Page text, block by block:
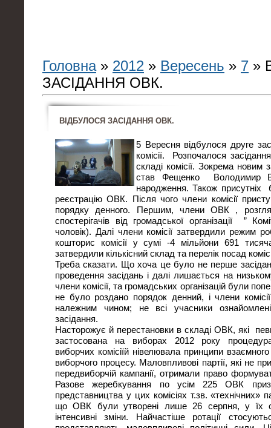
Головна» 2012 » Вересень » 7 »
ЗАСІДАННЯ ОВК.
ВІДБУЛОСЯ ЗАСІДАННЯ ОВК.
5 Вересня відбулося друге
комісії. Розпочалося
складі комісії. Зокрема новим
став Фещенко Володимир
народження. Також присутніх
реєстрацію ОВК. Після чого члени комісії
порядку денного. Першим, члени ОВК ,
спостерігачів від громадської організації ”
чоловік). Далі члени комісії затвердили режим
кошторис комісії у сумі -4 мільйони 691
затвердили кількісний склад та перелік посад
Треба сказати. Що хоча це було не перше
проведення засідань і далі лишається на
члени комісії, та громадських організацій були
не було роздано порядок денний, і члени
належним чином; не всі учасники
засідання.
Насторожує й перестановки в складі ОВК, які
застосована на виборах 2012 року
виборчих комісіїй нівелювала принципи
виборчого процесу. Маловпливові партії, які не
передвиборчій кампанії, отримали право
Разове жеребкування по усім 225 ОВК
представництва у цих комісіях т.зв. «технічних»
що ОВК були утворені лише 26 серпня, у їх
інтенсивні зміни. Найчастіше ротації